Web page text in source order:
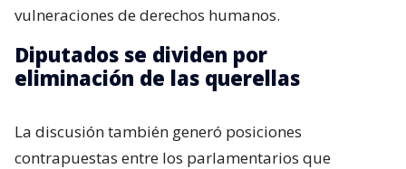
vulneraciones de derechos humanos.
Diputados se dividen por
eliminación de las querellas
La discusión también generó posiciones
contrapuestas entre los parlamentarios que